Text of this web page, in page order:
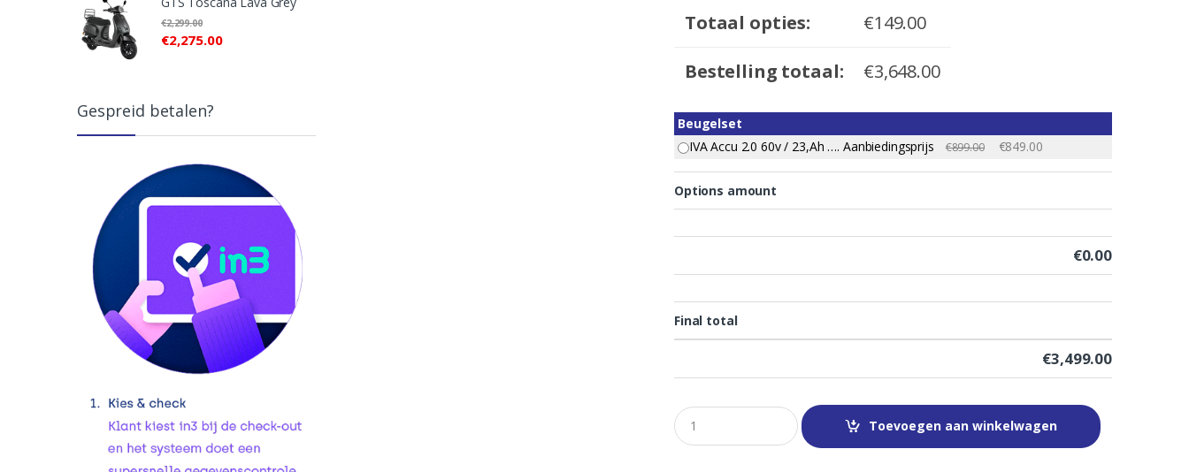
Totaal opties: €149.00
Bestelling totaal: €3,648.00
Beugelset
IVA Accu 2.0 60v / 23,Ah …. Aanbiedingsprijs
€899.00 €849.00
Options amount
€0.00
Final total
€3,499.00
Q
u
a
Toevoegen aan winkelwagen
€2,275.00
€2,299.00
Gespreid betalen?